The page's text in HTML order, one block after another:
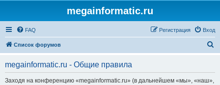
megainformatic.ru
FAQ Вход
Регистрация
Список форумов
megainformatic.ru - Общие правила
Заходя на конференцию «megainformatic.ru» (в дальнейшем «мы», «наш»,